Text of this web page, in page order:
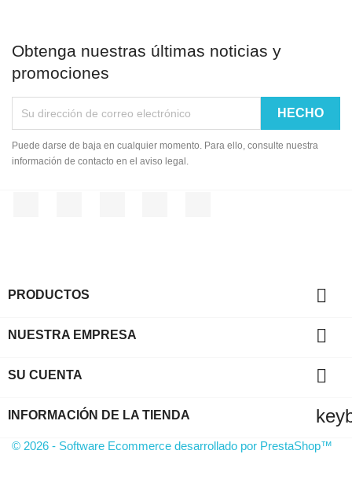
Obtenga nuestras últimas noticias y
promociones
Puede darse de baja en cualquier momento. Para ello, consulte nuestra
información de contacto en el aviso legal.
PRODUCTOS 
NUESTRA EMPRESA 
SU CUENTA 
INFORMACIÓN DE LA TIENDA
© 2026 - Software Ecommerce desarrollado por PrestaShop™